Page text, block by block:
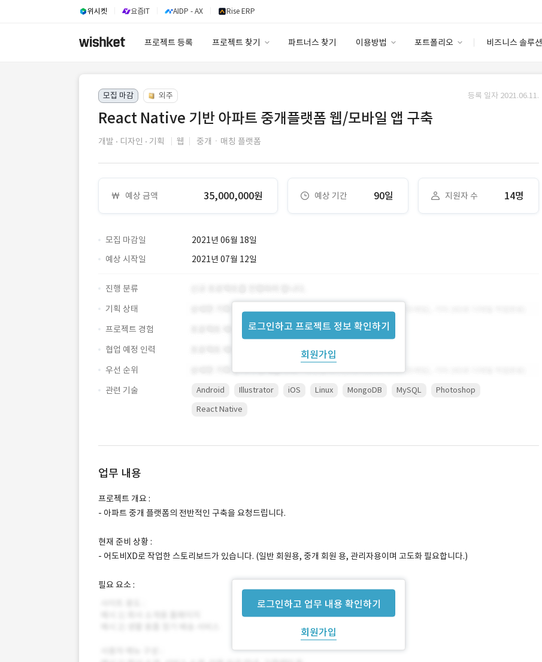
위시켓 요즘IT AIDP - AX Rise ERP
프로젝트 등록 프로젝트 찾기 파트너스 찾기 이용방법 포트폴리오 비즈니스 솔루션
이용요금
고객센터
안심 코드 케어
모집 마감 외주 등록 일자 2021.06.11.
React Native 기반 아파트 중개플랫폼 웹/모바일 앱 구축
개발 디자인 기획 웹 중개ㆍ매칭 플랫폼
예상 금액 35,000,000원 예상 기간 90일 지원자 수 14명
모집 마감일 2021년 06월 18일
로그인하고 프로젝트 정보 확인하기
회원가입
예상 시작일 2021년 07월 12일
진행 분류
기획 상태
프로젝트 경험
협업 예정 인력
우선 순위
관련 기술
Android Illustrator iOS Linux MongoDB MySQL
Photoshop
React Native
업무 내용
로그인하고 업무 내용 확인하기
회원가입
프로젝트 개요 :
- 아파트 중개 플랫폼의 전반적인 구축을 요청드립니다.
현재 준비 상황 :
- 어도비XD로 작업한 스토리보드가 있습니다. (일반 회원용, 중개 회원 용, 관리자용이며 고도화 필요합니다.)
필요 요소 :